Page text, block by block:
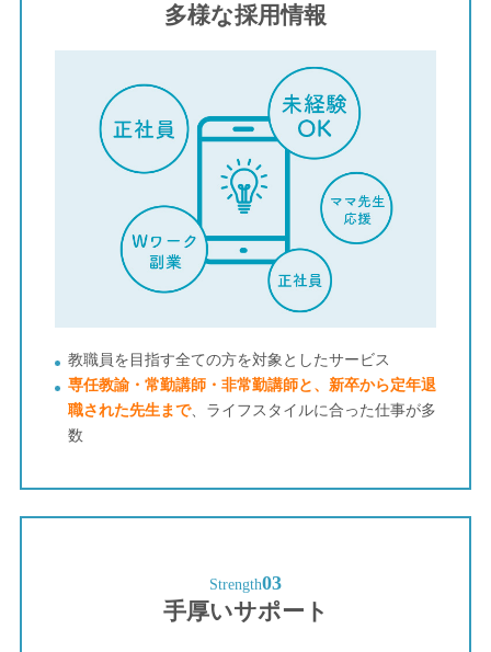
多様な採用情報
教職員を⽬指す全ての⽅を対象としたサービス
専任教諭・常勤講師・非常勤講師と、新卒から定年退
職された先生まで、ライフスタイルに合った仕事が多
数
Strength03
手厚いサポート